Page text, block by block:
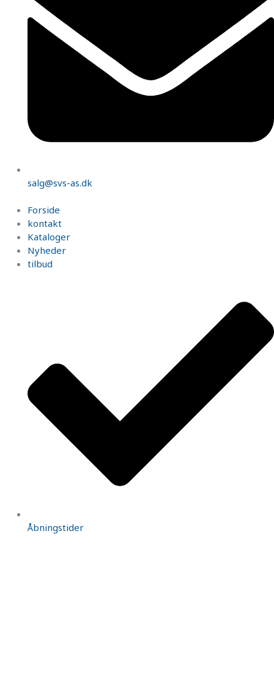
salg@svs-as.dk
Forside
kontakt
Kataloger
Nyheder
tilbud
Åbningstider